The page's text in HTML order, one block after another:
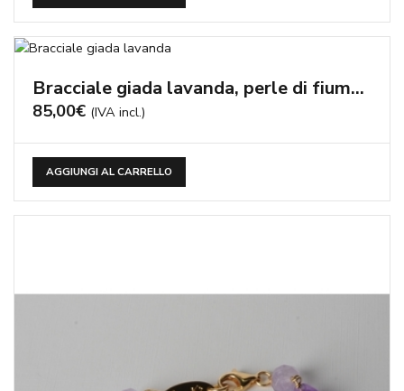
Bracciale giada lavanda, perle di fiume barocche, ametista idrotermale – cod:BR0816
85,00€ (IVA incl.)
AGGIUNGI AL CARRELLO